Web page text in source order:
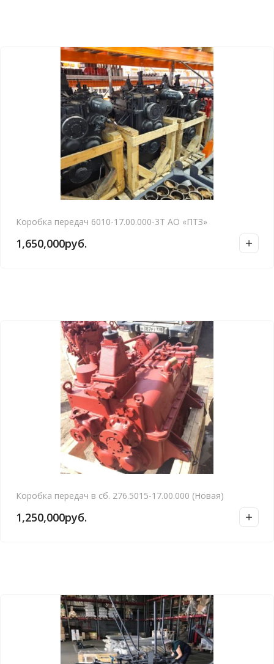
Коробка передач 6010-17.00.000-3Т АО «ПТЗ»
1,650,000руб.
Коробка передач в сб. 276.5015-17.00.000 (Новая)
1,250,000руб.